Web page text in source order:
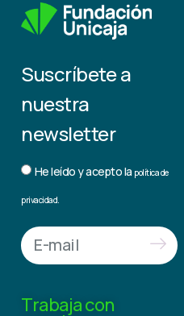
Suscríbete a
nuestra
newsletter
He leído y acepto la política de
privacidad.
Trabaja con